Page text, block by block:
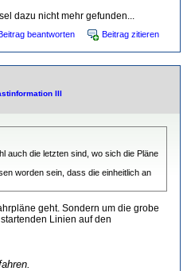
dazu nicht mehr gefunden...
beantworten Beitrag zitieren
III
auch die letzten sind, wo sich die Pläne
worden sein, dass die einheitlich an
geht. Sondern um die grobe
Linien auf den